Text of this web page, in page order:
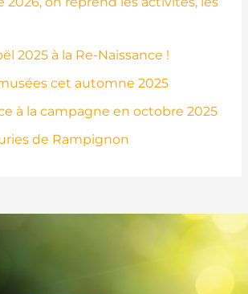
2025 à la Re-Naissance !
cet automne 2025
à la campagne en octobre 2025
de Rampignon